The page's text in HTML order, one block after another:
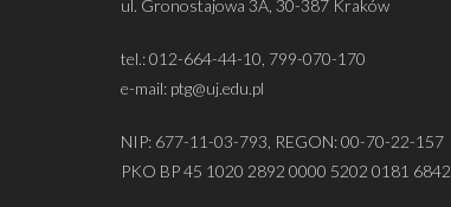
ul. Gronostajowa 3A, 30-387 Kraków
tel.: 012-664-44-10, 799-070-170
e-mail: ptg@uj.edu.pl
NIP: 677-11-03-793, REGON: 00-70-22-157
PKO BP 45 1020 2892 0000 5202 0181 6842